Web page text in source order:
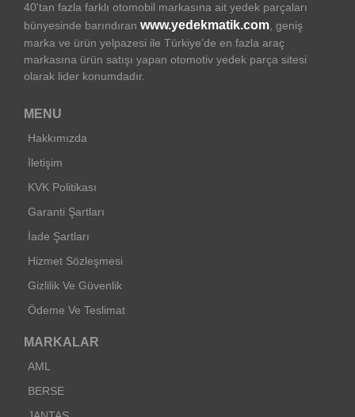
40'tan fazla farklı otomobil markasına ait yedek parçaları
bünyesinde barındıran www.yedekmatik.com, geniş
marka ve ürün yelpazesi ile Türkiye’de en fazla araç
markasına ürün satışı yapan otomotiv yedek parça sitesi
olarak lider konumdadır.
MENU
Hakkımızda
İletişim
KVK Politikası
Garanti Şartları
İade Şartları
Hizmet Sözleşmesi
Gizlilik Ve Güvenlik
Ödeme Ve Teslimat
MARKALAR
AML
BERSE